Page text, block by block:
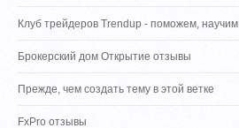
Клуб трейдеров Trendup - поможем, научим.
Брокерский дом Открытие отзывы
Прежде, чем создать тему в этой ветке
FxPro отзывы